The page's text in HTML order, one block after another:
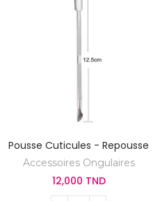
Pousse Cuticules - Repousse
Accessoires Ongulaires
12,000 TND